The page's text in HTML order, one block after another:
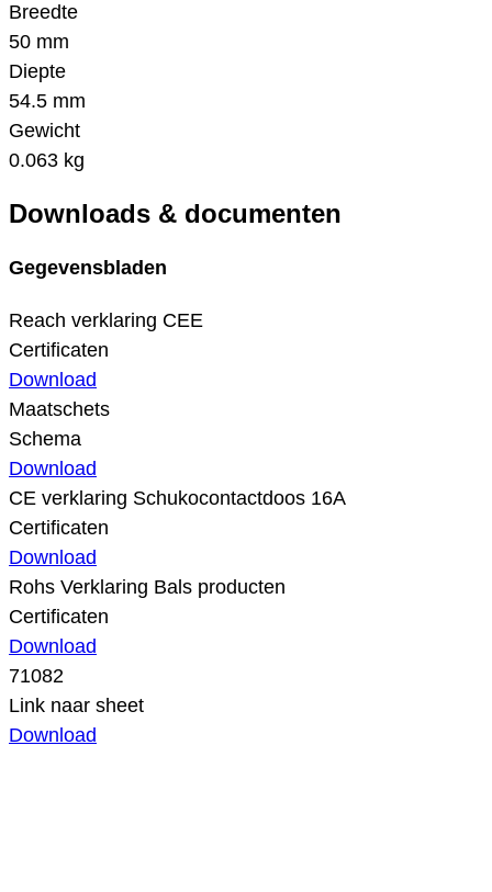
Breedte
50 mm
Diepte
54.5 mm
Gewicht
0.063 kg
Downloads & documenten
Gegevensbladen
Reach verklaring CEE
Certificaten
Download
Maatschets
Schema
Download
CE verklaring Schukocontactdoos 16A
Certificaten
Download
Rohs Verklaring Bals producten
Certificaten
Download
71082
Link naar sheet
Download